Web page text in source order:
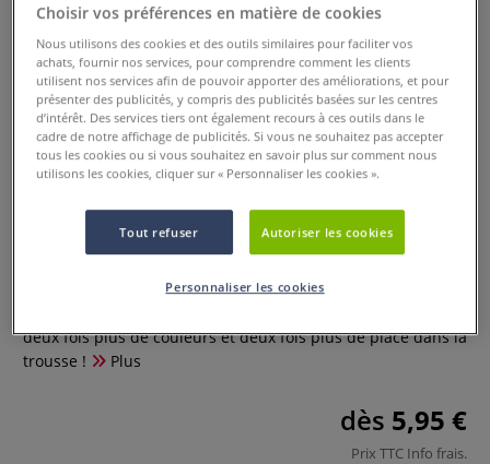
Duo Maped
deux fois plus de couleurs et deux fois plus de place dans la
trousse !
Plus
dès 5,95 €
Prix TTC Info frais.
Choisir vos préférences en matière de cookies
Nous utilisons des cookies et des outils similaires pour faciliter vos
achats, fournir nos services, pour comprendre comment les clients
utilisent nos services afin de pouvoir apporter des améliorations, et pour
présenter des publicités, y compris des publicités basées sur les centres
d’intérêt. Des services tiers ont également recours à ces outils dans le
cadre de notre affichage de publicités. Si vous ne souhaitez pas accepter
tous les cookies ou si vous souhaitez en savoir plus sur comment nous
utilisons les cookies, cliquer sur « Personnaliser les cookies ».
Tout refuser Autoriser les cookies
Personnaliser les cookies